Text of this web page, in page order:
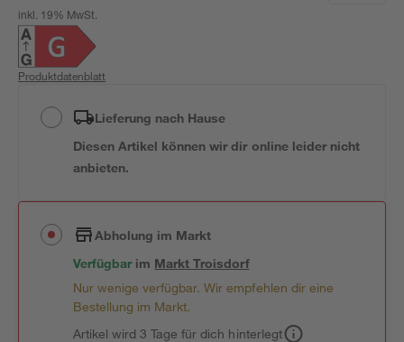
inkl. 19% MwSt.
Produktdatenblatt
Lieferung nach Hause
Diesen Artikel können wir dir online leider nicht
anbieten.
Abholung im Markt
Verfügbar im MarktTroisdorf
Nur wenige verfügbar. Wir empfehlen dir eine
Bestellung im Markt.
Artikel wird 3 Tage für dich hinterlegt